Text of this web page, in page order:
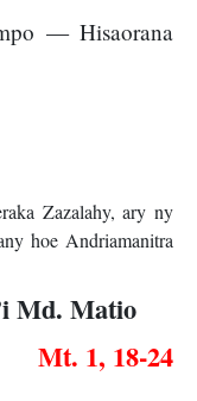
— Hisaorana
Zazalahy, ary ny
hoe Andriamanitra
Md. Matio
Mt. 1, 18-24